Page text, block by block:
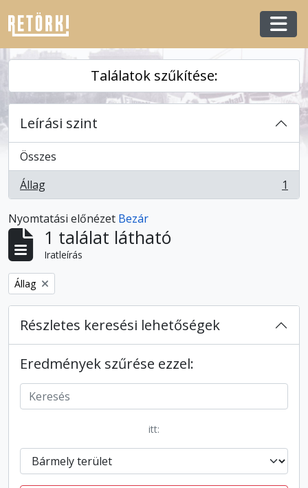
Skip to main content
Találatok szűkítése:
Leírási szint
Összes
Állag
, 1 eredmények 1
Nyomtatási előnézet Bezár
1 találat látható
Iratleírás
Remove filter:
Állag
Részletes keresési lehetőségek
Eredmények szűrése ezzel:
itt: